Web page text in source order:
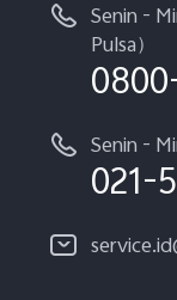
Senin -
Pulsa）
Senin -
021-